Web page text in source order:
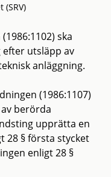
(SRV)
ska
efter utsläpp av
anläggning.
(1986:1107)
berörda
upprätta en
28 § första stycket
enligt 28 §